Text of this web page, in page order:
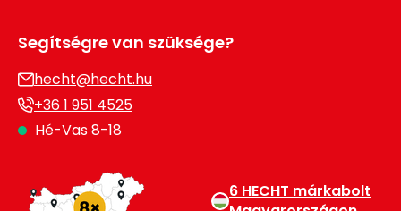
Segítségre van szüksége?
hecht@hecht.hu
+36 1 951 4525
Hé-Vas 8-18
6 HECHT márkabolt